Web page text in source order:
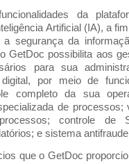
da
Artificial (IA), a
a segurança da
GetDoc possibilita aos
para sua
digital, por meio de
completo da sua
de processos;
controle de
e sistema
que o GetDoc